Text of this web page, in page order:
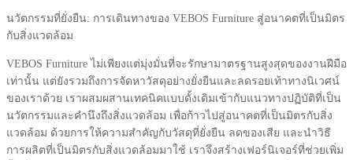
นวัตกรรมที่ยั่งยืน: การเดินทางของ VEBOS Furniture สู่อนาคตที่เป็นมิตร
กับสิ่งแวดล้อม
VEBOS Furniture ไม่เพียงแต่มุ่งมั่นที่จะรักษามาตรฐานสูงสุดของงานฝีมือ
เท่านั้น แต่ยังรวมถึงการจัดหาวัสดุอย่างยั่งยืนและลดรอยเท้าทางนิเวศน์
ของเราด้วย เราผสมผสานเทคนิคแบบดั้งเดิมเข้ากับแนวทางปฏิบัติที่เป็น
นวัตกรรมและคำนึงถึงสิ่งแวดล้อม เพื่อก้าวไปสู่อนาคตที่เป็นมิตรกับสิ่ง
แวดล้อม ด้วยการให้ความสำคัญกับวัสดุที่ยั่งยืน ลดของเสีย และนำวิธี
การผลิตที่เป็นมิตรกับสิ่งแวดล้อมมาใช้ เราจึงสร้างเฟอร์นิเจอร์ที่ช่วยเพิ่ม